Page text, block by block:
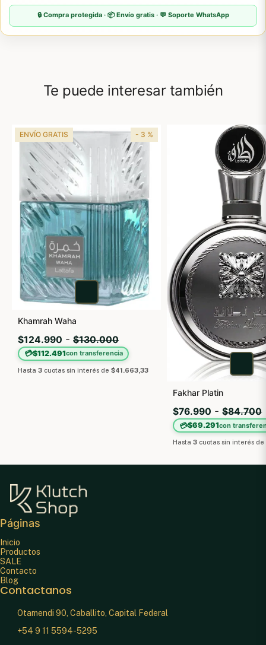
🔒 Compra protegida · 📦 Envío gratis · 💬 Soporte WhatsApp
Te puede interesar también
ENVÍO GRATIS - 3 %
Khamrah Waha
$124.990 - $130.000
💳$112.491con transferencia
Hasta 3 cuotas sin interés de $41.663,33
Fakhar Platin
$76.990 - $84.700
💳$69.291con
Hasta3 cuotas sin interés de
Páginas
Inicio
Productos
SALE
Contacto
Blog
Contactanos
Otamendi 90, Caballito, Capital Federal
+54 9 11 5594-5295